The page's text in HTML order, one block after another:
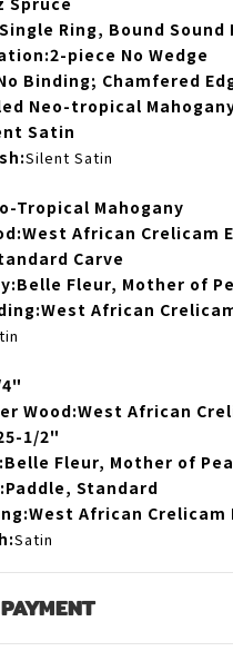
Ring, Bound Sound
2-piece No Wedge
Binding; Chamfered
Neo-tropical
Satin
Silent Satin
Tropical Mahogany
West African Crelicam
Carve
Belle Fleur, Mother of
West African
Wood:West African
1/2"
Belle Fleur, Mother of
Paddle, Standard
West African Crelicam
Satin